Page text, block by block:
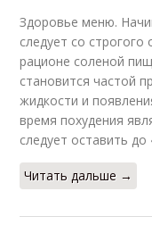
Здоровье меню.
следует со строгого
рационе соленой
становится частой
жидкости и
время похудения
следует оставить
Читать дальше →